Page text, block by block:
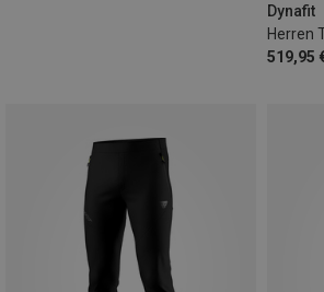
Dynafit
Herren
519,95